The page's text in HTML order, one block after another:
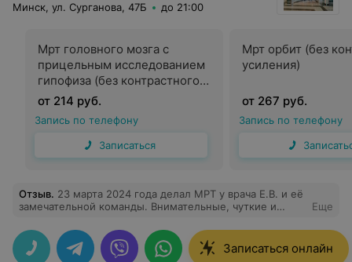
Минск, ул. Сурганова, 47Б до 21:00
Мрт головного мозга с
прицельным исследованием
гипофиза (без контрастного
усиления)
от 214 руб.
Запись по телефону
Записаться
Мрт орбит (без
усиления)
от 267 руб.
Запись по телефону
Отзыв. 23 марта 2024 года делал МРТ у врача Е.В. и её
замечательной команды. Внимательные, чуткие и
труд. РЕКОМЕНДУЮ!!!!!
Еще
Записаться онлайн